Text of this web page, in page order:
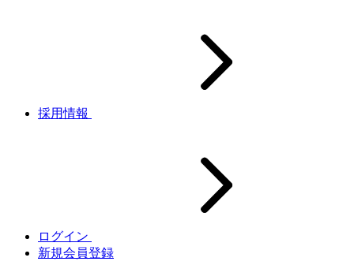
採用情報
ログイン
新規会員登録